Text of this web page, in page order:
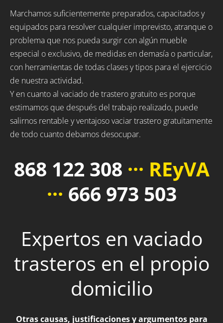
Marchamos suficientemente preparados, capacitados y
equipados para resolver cualquier imprevisto, atranque o
problema que nos pueda surgir con algún mueble
especial o exclusivo, de medidas en demasía o particular,
con herramientas de todas clases y tipos para el ejercicio
de nuestra actividad.
Y en cuanto al vaciado de trastero gratuito es porque
estimamos que después del trabajo realizado, puede
salirnos rentable y ventajoso vaciar trastero gratuitamente
de todo cuanto debamos desocupar.
868 122 308 ··· REyVA
··· 666 973 503
Expertos en vaciado
trasteros en el propio
domicilio
Otras causas, justificaciones y argumentos para